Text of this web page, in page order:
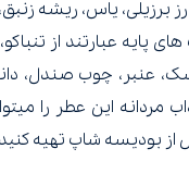
رز برزیلی، یاس، ریشه
پایه عبارتند از
عنبر، چوب صندل،
از بودیسه شاپ تهیه